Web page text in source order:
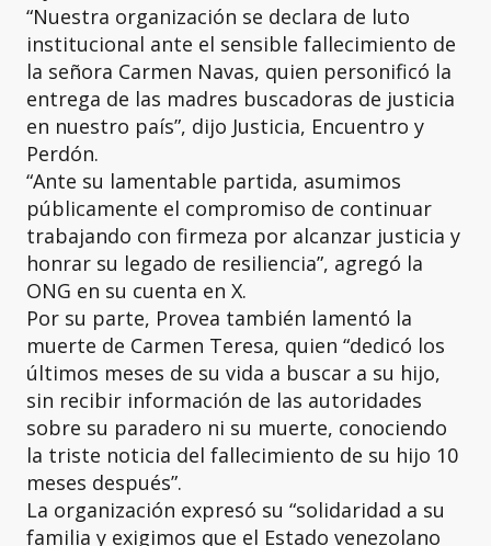
“Nuestra organización se declara de luto
institucional ante el sensible fallecimiento de
la señora Carmen Navas, quien personificó la
entrega de las madres buscadoras de justicia
en nuestro país”, dijo Justicia, Encuentro y
Perdón.
“Ante su lamentable partida, asumimos
públicamente el compromiso de continuar
trabajando con firmeza por alcanzar justicia y
honrar su legado de resiliencia”, agregó la
ONG en su cuenta en X.
Por su parte, Provea también lamentó la
muerte de Carmen Teresa, quien “dedicó los
últimos meses de su vida a buscar a su hijo,
sin recibir información de las autoridades
sobre su paradero ni su muerte, conociendo
la triste noticia del fallecimiento de su hijo 10
meses después”.
La organización expresó su “solidaridad a su
familia y exigimos que el Estado venezolano